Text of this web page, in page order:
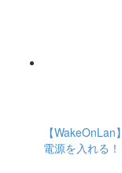
【
電源を入れる！